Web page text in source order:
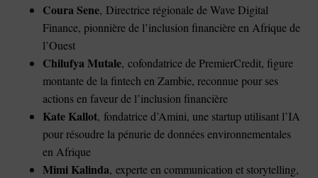
Coura Sene, Directrice régionale de Wave Digital
Finance, pionnière de l’inclusion financière en Afrique de
l’Ouest
Chilufya Mutale, cofondatrice de PremierCredit, figure
montante de la fintech en Zambie, reconnue pour ses
actions en faveur de l’inclusion financière
Kate Kallot, fondatrice d’Amini, une startup utilisant l’IA
pour résoudre la pénurie de données environnementales
en Afrique
Mimi Kalinda, experte en communication et storytelling,